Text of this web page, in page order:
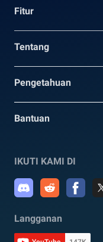
Fitur
Tentang
Pengetahuan
Bantuan
IKUTI KAMI DI
Langganan